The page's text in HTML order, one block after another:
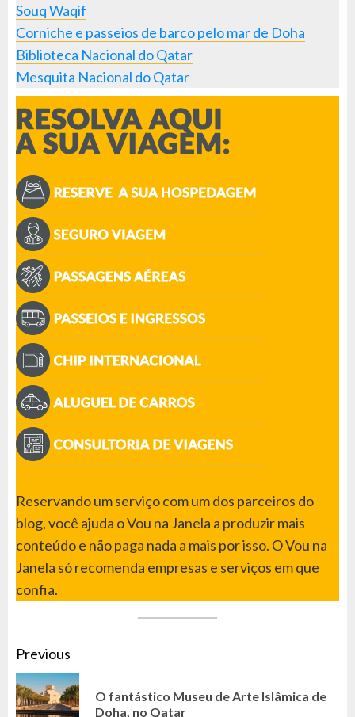
Souq Waqif
Corniche e passeios de barco pelo mar de Doha
Biblioteca Nacional do Qatar
Mesquita Nacional do Qatar
Reservando um serviço com um dos parceiros do
blog, você ajuda o Vou na Janela a produzir mais
conteúdo e não paga nada a mais por isso. O Vou na
Janela só recomenda empresas e serviços em que
confia.
CONTINUE
READING
Previous
O fantástico Museu de Arte Islâmica de
Doha, no Qatar